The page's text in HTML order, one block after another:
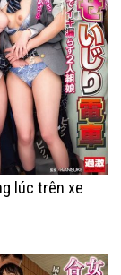
lúc trên xe